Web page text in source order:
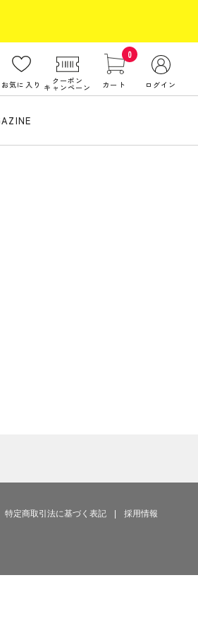
お気に入り クーポン
キャンペーン
0
カート ログイン
特定商取引法に基づく表記 採用情報